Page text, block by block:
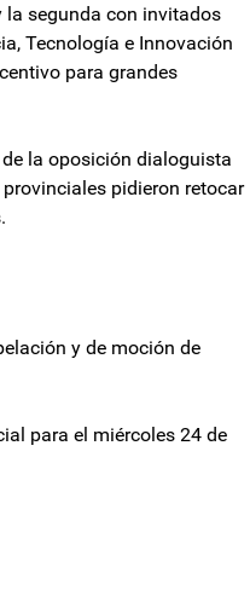
segunda con invitados
Tecnología e Innovación
para grandes
la oposición dialoguista
pidieron retocar
y de moción de
para el miércoles 24 de
Mayans afila los dientes
militares: quiénes lo recibirán